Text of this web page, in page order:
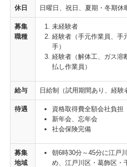
休日 日曜日、祝日、夏期・冬期休
募集
職種
未経験者
経験者（手元作業員、手
手）
経験者（解体工、ガス溶
払し作業員）
給与 日給制（試用期間あり、経験
待遇
資格取得費全額会社負担
新年会、忘年会
社会保険完備
募集
地域
朝6時30分～45分に江戸
め、江戸川区・葛飾区・